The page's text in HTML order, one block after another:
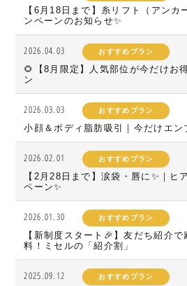
【6月18日まで】糸リフト（アンカ
ンペーンのお知らせ✨
2026.04.03 おすすめプラン
🌻【8月限定】人気部位が今だけお
ン
2026.03.03 おすすめプラン
小顔＆ボディ脂肪吸引｜今だけエン
2026.02.01 おすすめプラン
【2月28日まで】涙袋・唇に✨｜ヒ
ペーン✨
2026.01.30 おすすめプラン
【新制度スタート🎉】友だち紹介
料！ミセルの「紹介割」
2025.09.12 おすすめプラン